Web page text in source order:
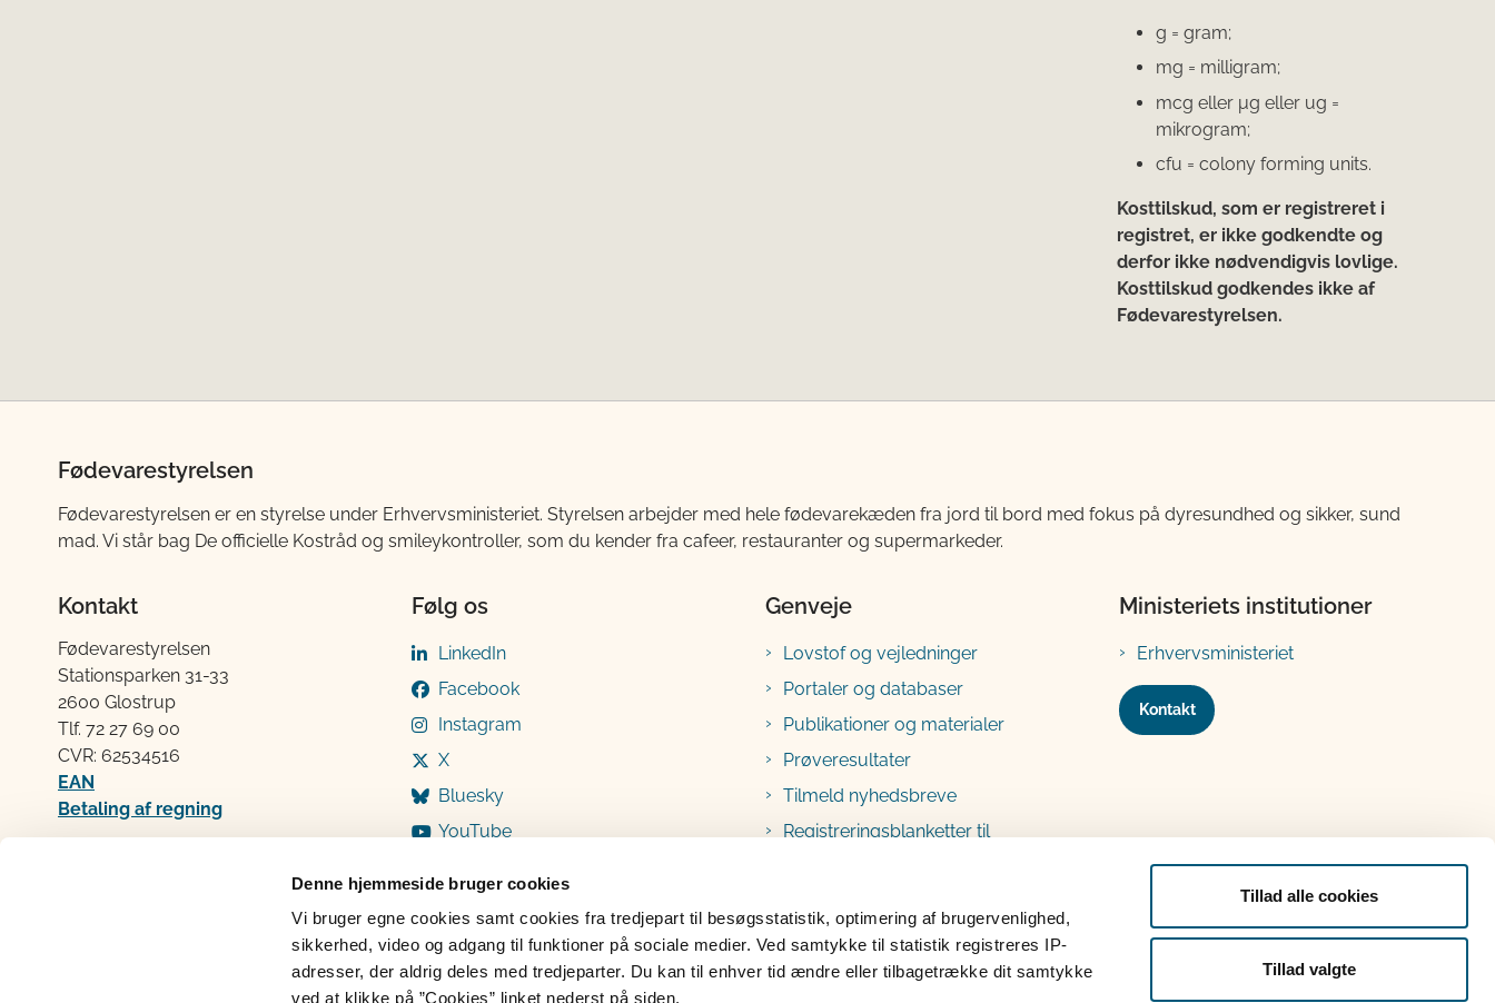
Denne hjemmeside bruger cookies
Vi bruger egne cookies samt cookies fra tredjepart til besøgsstatistik, optimering af brugervenlighed,
sikkerhed, video og adgang til funktioner på sociale medier. Ved samtykke til statistik registreres IP-
adresser, der aldrig deles med tredjeparter. Du kan til enhver tid ændre eller tilbagetrække dit samtykke
ved at klikke på ”Cookies” linket nederst på siden.
Tillad alle cookies
Tillad valgte
g = gram;
mg = milligram;
mcg eller μg eller ug =
mikrogram;
cfu = colony forming units.
Kosttilskud, som er registreret i
registret, er ikke godkendte og
derfor ikke nødvendigvis lovlige.
Kosttilskud godkendes ikke af
Fødevarestyrelsen.
Fødevarestyrelsen
Fødevarestyrelsen er en styrelse under Erhvervsministeriet. Styrelsen arbejder med hele fødevarekæden fra jord til bord med fokus på dyresundhed og sikker, sund
mad. Vi står bag De officielle Kostråd og smileykontroller, som du kender fra cafeer, restauranter og supermarkeder.
Kontakt
Fødevarestyrelsen
Stationsparken 31-33
2600 Glostrup
Tlf. 72 2​​​7 69 00
CVR: 62534516
EAN
Betaling af regning
Følg os
LinkedIn
Facebook
Instagram
X
Bluesky
YouTube
Genveje
Lovstof og vejledninger
Portaler og databaser
Publikationer og materialer
Prøveresultater
Tilmeld nyhedsbreve
Registreringsblanketter til
Ministeriets institutioner
Erhvervsministeriet
Kontakt